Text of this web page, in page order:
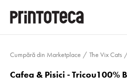
Cumpără din Marketplace The Vix Cats
Cafea & Pisici - Tricou100%